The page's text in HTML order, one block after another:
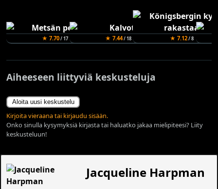
★ 7.70/ 17 ★ 7.44/ 18 ★ 7.12/ 8
Aiheeseen liittyviä keskusteluja
Aloita uusi keskustelu
Kirjoita vieraana tai kirjaudu sisään.
Onko sinulla kysymyksiä kirjasta tai haluatko jakaa mielipiteesi? Liity
keskusteluun!
Jacqueline Harpman